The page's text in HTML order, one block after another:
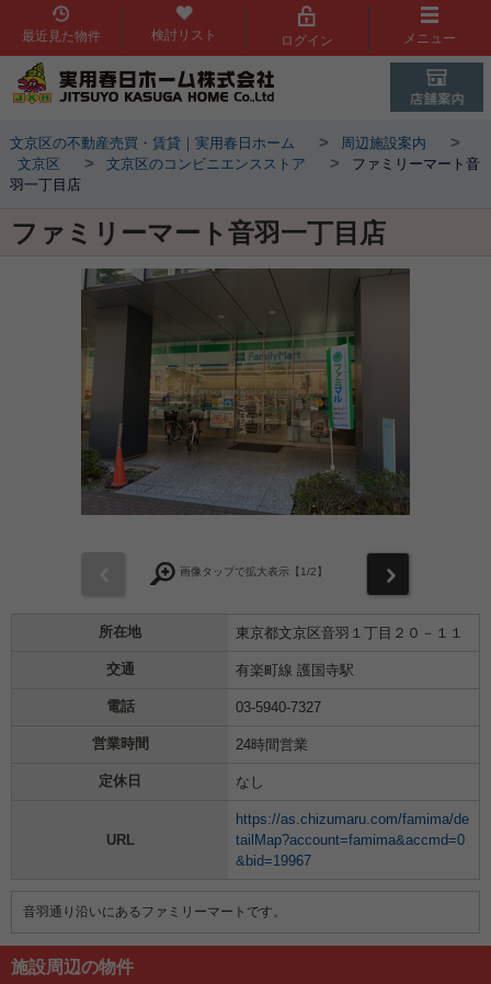
最近見た物件 検討リスト ログイン メニュー
文京区の不動産売買・賃貸｜実用春日ホーム > 周辺施設案内 >
文京区 > 文京区のコンビニエンスストア >
ファミリーマート音
羽一丁目店
ファミリーマート音羽一丁目店
画像タップで拡大表示【 1/2】
所在地 東京都文京区音羽１丁目２０－１１
交通 有楽町線 護国寺駅
電話 03-5940-7327
営業時間 24時間営業
定休日 なし
URL
https://as.chizumaru.com/famima/de
tailMap?account=famima&accmd=0
&bid=19967
音羽通り沿いにあるファミリーマートです。
施設周辺の物件